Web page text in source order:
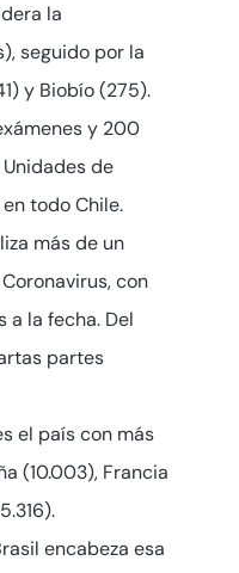
la
seguido por la
y Biobío (275).
y 200
de
todo Chile.
más de un
con
a la fecha. Del
partes
el país con más
(10.003), Francia
encabeza esa